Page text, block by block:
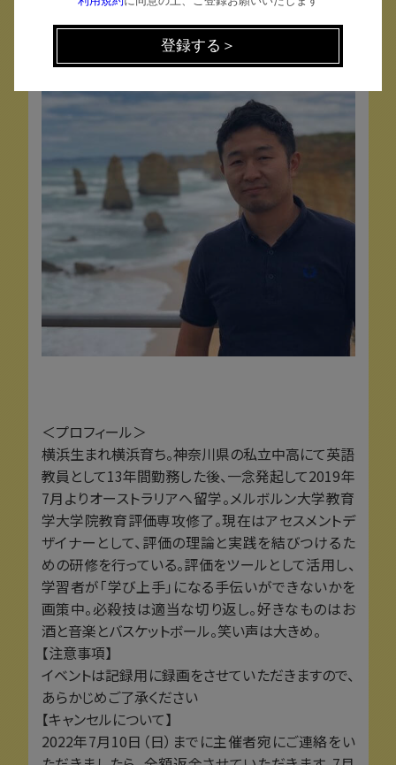
髙木 俊輔（たかぎ しゅんすけ）
アセスメントデザイナー
＜プロフィール＞
横浜生まれ横浜育ち。神奈川県の私立中高にて英語
教員として13年間勤務した後、一念発起して2019年
7月よりオーストラリアへ留学。メルボルン大学教育
学大学院教育評価専攻修了。現在はアセスメントデ
ザイナーとして、評価の理論と実践を結びつけるた
めの研修を行っている。評価をツールとして活用し、
学習者が「学び上手」になる手伝いができないかを
画策中。必殺技は適当な切り返し。好きなものはお
酒と音楽とバスケットボール。笑い声は大きめ。
【注意事項】
イベントは記録用に録画をさせていただきますので、
あらかじめご了承ください
【キャンセルについて】
2022年7月10日（日）までに主催者宛にご連絡をい